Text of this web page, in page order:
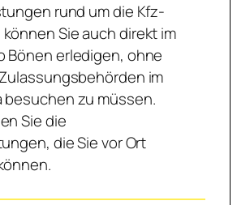
rund um die Kfz-
Sie auch direkt im
Bönen erledigen, ohne
im
besuchen zu müssen.
Sie die
die Sie vor Ort